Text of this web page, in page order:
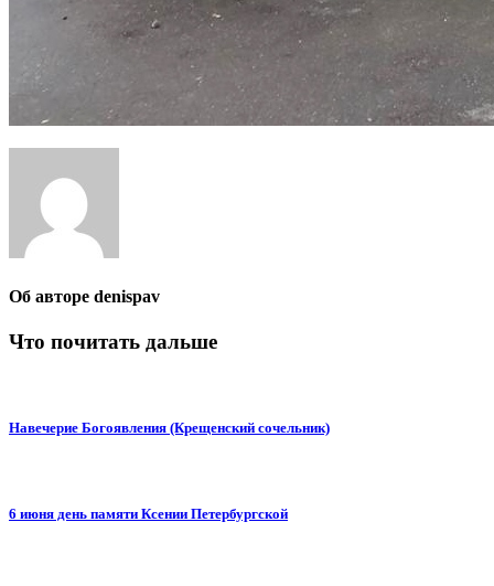
Об авторе denispav
Что почитать дальше
Навечерие Богоявления (Крещенский сочельник)
6 июня день памяти Ксении Петербургской